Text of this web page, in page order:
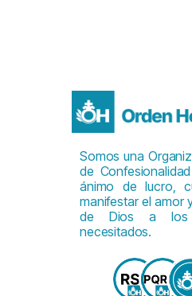
Somos una
de
ánimo de lucro,
manifestar el amor
de Dios a los
necesitados.